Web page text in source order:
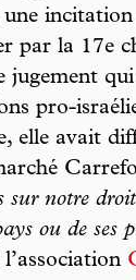
par la 17e
jugement
pro-
elle avait
notre
ou de ses